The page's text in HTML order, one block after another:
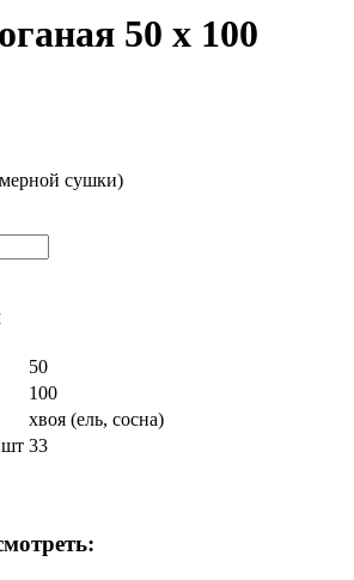
50 х 100
сушки)
50
100
хвоя (ель, сосна)
шт 33